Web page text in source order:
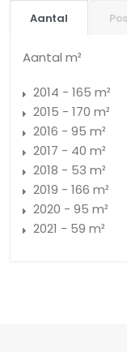
Aantal
Aantal m²
2014 - 165 m²
2015 - 170 m²
2016 - 95 m²
2017 - 40 m²
2018 - 53 m²
2019 - 166 m²
2020 - 95 m²
2021 - 59 m²